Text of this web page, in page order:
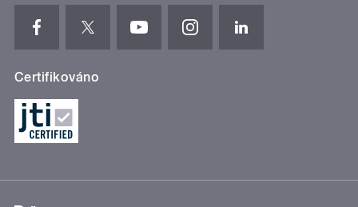
Certifikováno